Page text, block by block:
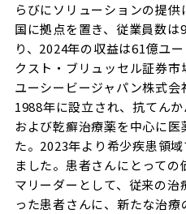
らびにソリューションの提
国に拠点を置き、従業員数
り、2024年の収益は61億ユ
クスト・ブリュッセル証券市
ユーシービージャパン株式
1988年に設立され、抗てん
および乾癬治療薬を中心に
た。2023年より希少疾患領
ました。患者さんにとって
マリーダーとして、従来の
った患者さんに、新たな治